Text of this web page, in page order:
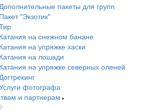
Дополнительные пакеты для групп
Пакет "Экзотик"
Катания на снежном банане
Катания на упряжке хаски
Катания на лошади
Катания на упряжке северных оленей
Догтрекинг
фотографа
и партнерам